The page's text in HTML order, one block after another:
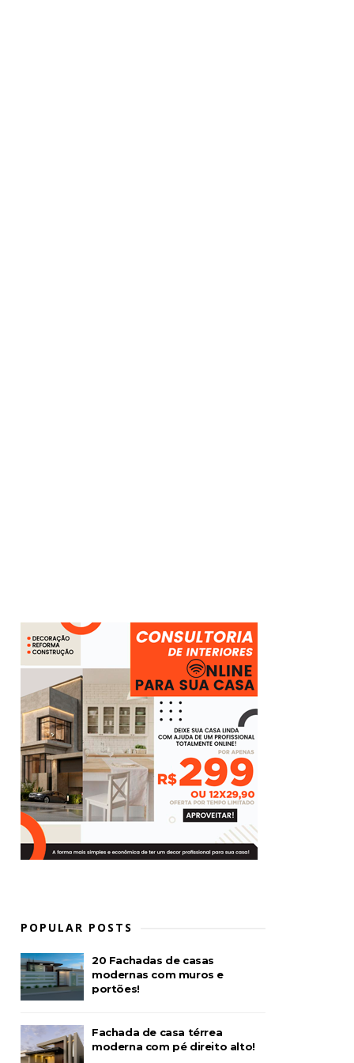
POPULAR POSTS
20 Fachadas de casas
modernas com muros e
portões!
Fachada de casa térrea
moderna com pé direito alto!